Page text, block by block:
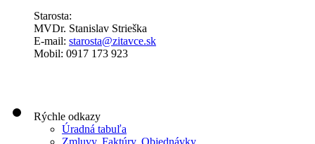
Starosta:
MVDr. Stanislav Strieška
E-mail: starosta@zitavce.sk
Mobil: 0917 173 923
Rýchle odkazy
Úradná tabuľa
Zmluvy, Faktúry, Objednávky